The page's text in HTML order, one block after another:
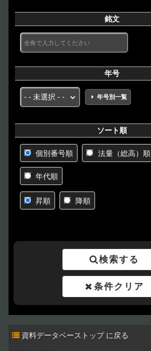
銘文
年号
年号別一覧
ソート順
個別番号順 法量（総高）順
年代順
昇順 降順
検索する
条件クリア
資料データベーストップ